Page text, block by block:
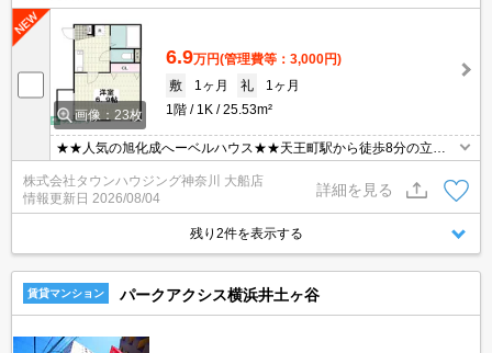
画像：23枚
6.9万円(管理費等：3,000円)
敷
1ヶ月 礼
1ヶ月
1階
1K 25.53m²
★★人気の旭化成へーベルハウス★★天王町駅から徒歩8分の立地
置き場（原付）あります★★
株式会社タウンハウジング神奈川 大船店
情報更新日 2026/08/04
詳細を見る
残り2件を表示する
賃貸マンション パークアクシス横浜井土ヶ谷